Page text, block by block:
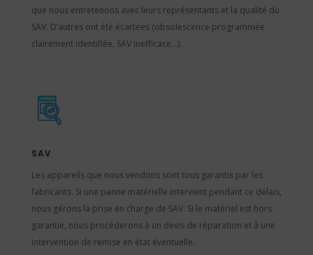
que nous entretenons avec leurs représentants et la qualité du
SAV. D’autres ont été écartées (obsolescence programmée
clairement identifiée, SAV inefficace…).
SAV
Les appareils que nous vendons sont tous garantis par les
fabricants. Si une panne matérielle intervient pendant ce délais,
nous gérons la prise en charge de SAV. Si le matériel est hors
garantie, nous procéderons à un devis de réparation et à une
intervention de remise en état éventuelle.